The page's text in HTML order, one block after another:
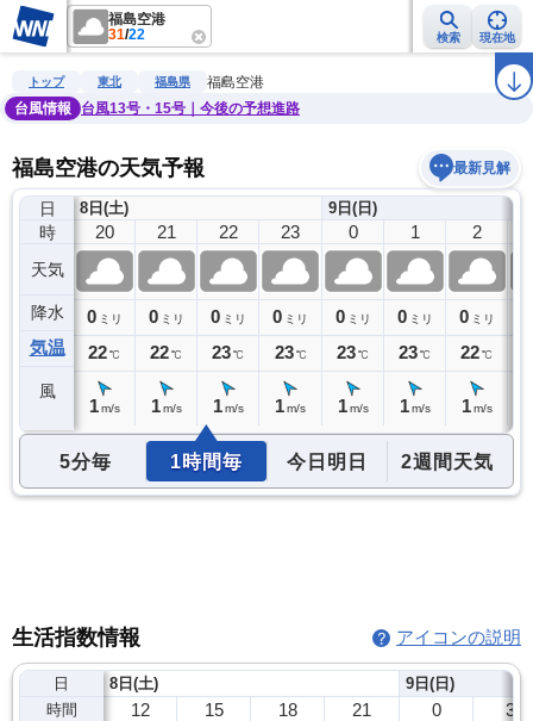
福島空港
31/22 検索 現在地
雨雲レーダー 台風情報 地震情報 ラ
トップ 東北 福島県
福島空港
台風情報
台風13号・15号｜今後の予想進路
福島空港の天気予報 最新見解
日
時
天気
降水
気温
風
8日(土)
19
0ミリ
22℃
20
0 ミリ
22℃
1 m/s
21
0 ミリ
22℃
1 m/s
22
0 ミリ
23℃
1 m/s
23
0 ミリ
23 ℃
1m/s
9日(日)
0
0 ミリ
23℃
1 m/s
1
0 ミリ
23℃
1 m/s
2
0 ミリ
22℃
1 m/s
5分毎 1時間毎 今日明日 2週間天気
生活指数情報 アイコンの説明
日
時間
8日(土)
12 15 18 21
9日(日)
0 3